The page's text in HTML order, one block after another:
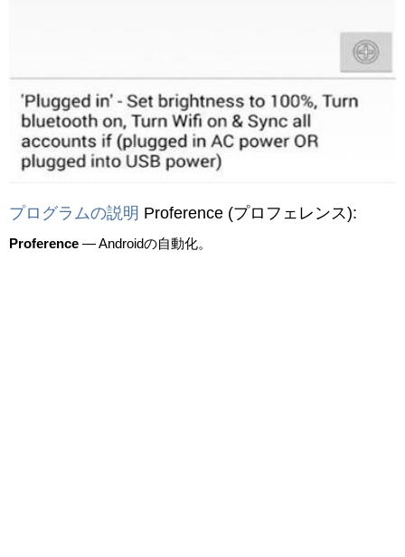
プログラムの説明 Proference (プロフェレンス):
Proference — Androidの自動化。